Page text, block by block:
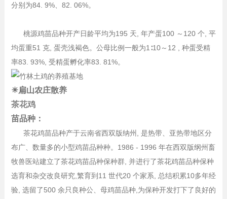
分别为84. 9%、82. 06%。
桃源鸡苗品种开产日龄平均为195 天, 年产蛋100 ～120 个, 平
均蛋重51 克, 蛋壳浅褐色。公母比例一般为1∶10～12 , 种蛋受精
率83. 93%, 受精蛋孵化率83. 81%。
☀扁山农庄散养
茶花鸡
苗品种：
茶花鸡苗品种产于云南省西双版纳州, 是热带、亚热带地区分
布广、数量多的小型鸡苗品种种。1986 - 1996 年在西双版纲州畜
牧兽医站建立了茶花鸡苗品种保种群, 并进行了茶花鸡苗品种保种
选育和杂交改良研究,繁育到11 世代20 个家系, 总结积累10多年经
验, 选留了500 余只良种公、母鸡苗品种,为保种开发打下了良好的